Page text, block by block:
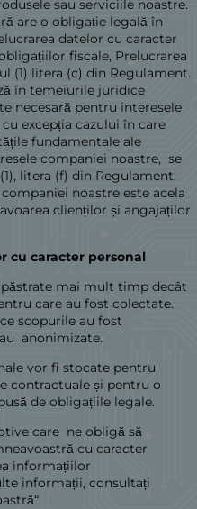
sau serviciile noastre.
are o obligație legală în
datelor cu caracter
fiscale, Prelucrarea
(1) litera (c) din Regulament.
în temeiurile juridice
necesară pentru interesele
excepția cazului în care
fundamentale ale
companiei noastre, se
litera (f) din Regulament.
noastre este acela
clienților și angajaților
cu caracter personal
mai mult timp decât
care au fost colectate.
scopurile au fost
anonimizate.
vor fi stocate pentru
contractuale și pentru o
de obligațiile legale.
care ne obligă să
cu caracter
informațiilor
informații, consultați